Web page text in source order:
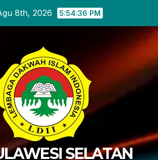
8th, 2026 5:54:37 PM
SELATAN